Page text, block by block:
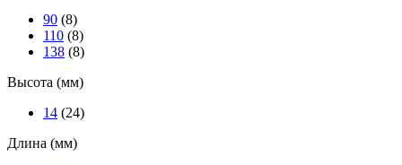
90 (8)
110 (8)
138 (8)
Высота (мм)
14 (24)
Длина (мм)